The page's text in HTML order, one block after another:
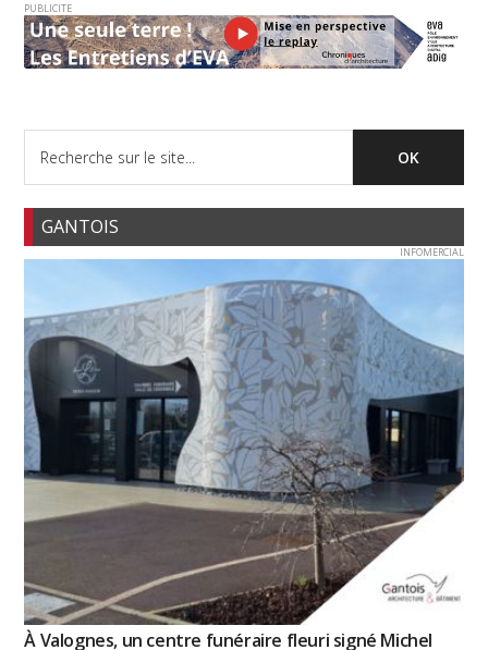
PUBLICITE
GANTOIS
INFOMERCIAL
À Valognes, un centre funéraire fleuri signé Michel